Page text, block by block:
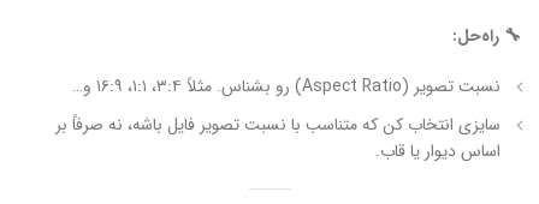
🔧 راه‌حل:
نسبت تصویر (Aspect Ratio) رو بشناس. مثلاً ۳:۴، ۱:۱، ۱۶:۹ و…
سایزی انتخاب کن که متناسب با نسبت تصویر فایل باشه، نه صرفاً بر
اساس دیوار یا قاب.